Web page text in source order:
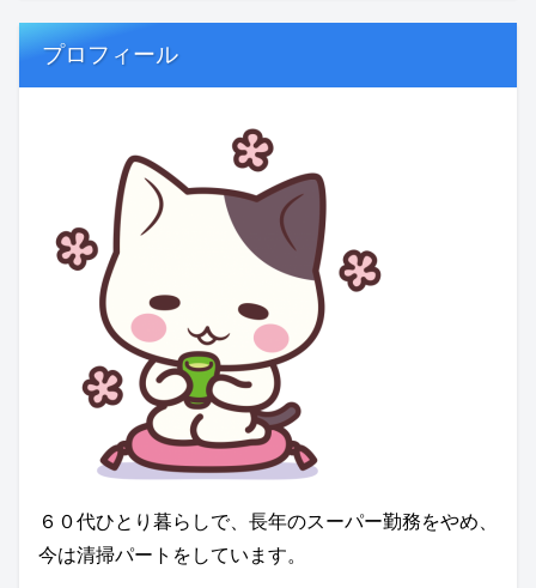
プロフィール
６０代ひとり暮らしで、長年のスーパー勤務をやめ、
今は清掃パートをしています。